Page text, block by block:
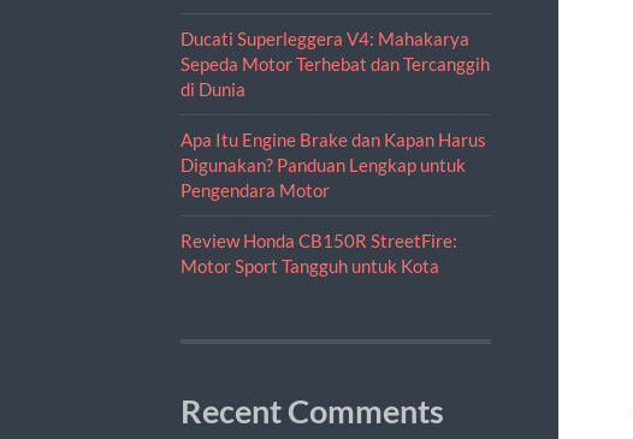
Ducati Superleggera V4: Mahakarya
Sepeda Motor Terhebat dan Tercanggih
di Dunia
Apa Itu Engine Brake dan Kapan Harus
Digunakan? Panduan Lengkap untuk
Pengendara Motor
Review Honda CB150R StreetFire:
Motor Sport Tangguh untuk Kota
Recent Comments